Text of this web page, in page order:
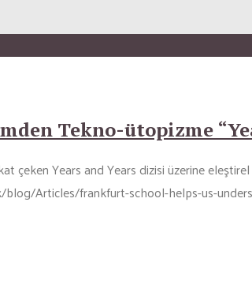
Tekno-ütopizme
Years and Years dizisi üzerine
blog/Articles/frankfurt-school-helps-us-